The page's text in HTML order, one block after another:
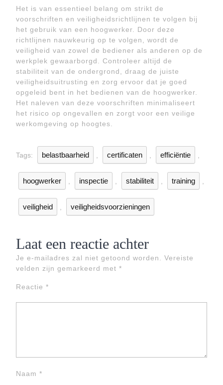
Het is van essentieel belang om strikt de
voorschriften en veiligheidsrichtlijnen te volgen bij
het gebruik van een hoogwerker. Door deze
richtlijnen nauwkeurig op te volgen, wordt de
veiligheid van zowel de bediener als anderen op de
werkplek gewaarborgd. Controleer altijd de
stabiliteit van de ondergrond, draag de juiste
veiligheidsuitrusting en zorg ervoor dat je goed
opgeleid bent in het bedienen van de hoogwerker.
Het naleven van deze voorschriften minimaliseert
het risico op ongevallen en zorgt voor een veilige
werkomgeving op hoogtes.
Tags: belastbaarheid certificaten efficiëntie
hoogwerker inspectie stabiliteit training
veiligheid veiligheidsvoorzieningen
Laat een reactie achter
Je e-mailadres zal niet getoond worden.
Vereiste
velden zijn gemarkeerd met *
Reactie *
Naam *